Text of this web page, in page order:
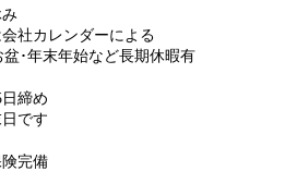
社カレンダーによる
盆･年末年始など長期休暇有
締め
です
完備